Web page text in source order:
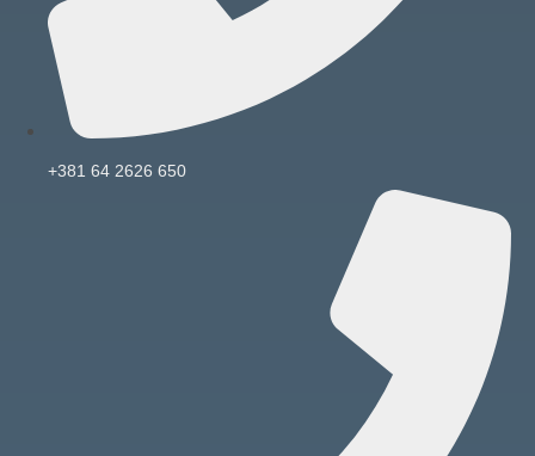
+381 64 2626 650